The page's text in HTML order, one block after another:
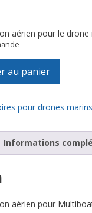
aérien pour le
au panier
pour drones marins
Informations
aérien pour